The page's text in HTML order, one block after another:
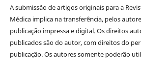
A submissão de artigos originais para a
Médica implica na transferência, pelos
publicação impressa e digital. Os direitos
publicados são do autor, com direitos do
publicação. Os autores somente poderão